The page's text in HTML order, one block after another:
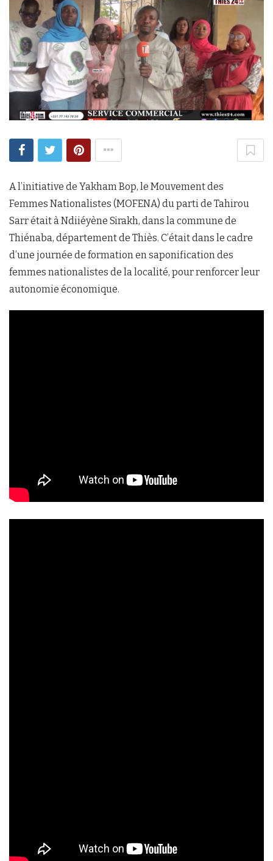
A l’initiative de Yakham Bop, le Mouvement des
Femmes Nationalistes (MOFENA) du parti de Tahirou
Sarr était à Ndiiéyène Sirakh, dans la commune de
Thiénaba, département de Thiès. C’était dans le cadre
d’une journée de formation en saponification des
femmes nationalistes de la localité, pour renforcer leur
autonomie économique.